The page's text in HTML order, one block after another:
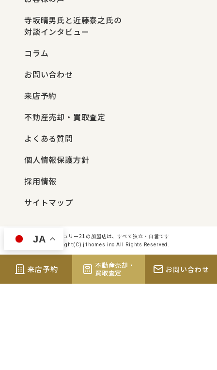
寺坂晴男氏と近藤泰之氏の
対談インタビュー
コラム
お問い合わせ
来店予約
不動産売却・買取査定
よくある質問
個人情報保護方針
採用情報
サイトマップ
センチュリー21の加盟店は、すべて独立・自営です
Copyright(C) j1homes inc All Rights Reserved.
来店予約
不動産売却・
買取査定
お問い合わせ
JA